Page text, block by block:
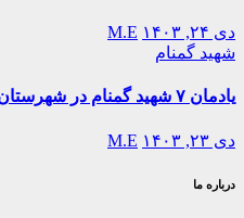
دی ۲۴, ۱۴۰۳
M.E
شهید گمنام
یادمان ۷ شهید گمنام در شهرستان قیروکارزین / در کمیل مدیا ببینید
دی ۲۳, ۱۴۰۳ M.E
درباره ما